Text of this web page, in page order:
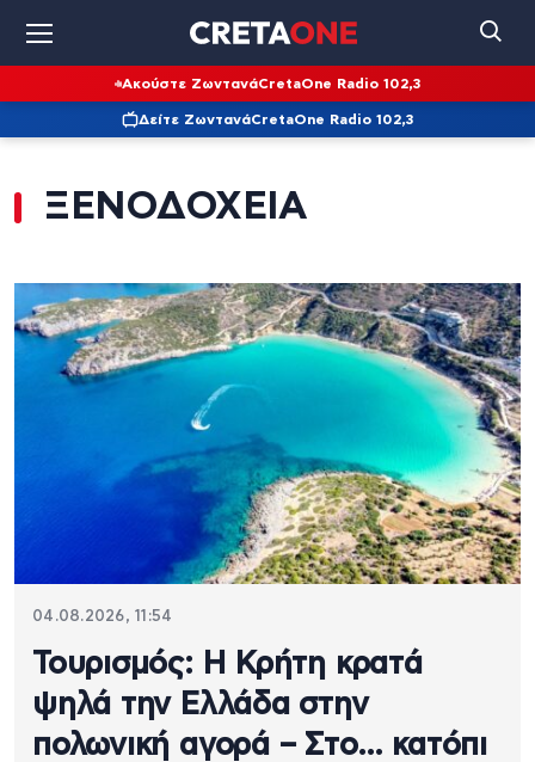
Ακούστε ΖωντανάCretaOne Radio 102,3
Δείτε ΖωντανάCretaOne Radio 102,3
ΞΕΝΟΔΟΧΕΙΑ
04.08.2026, 11:54
Τουρισμός: Η Κρήτη κρατά
ψηλά την Ελλάδα στην
πολωνική αγορά – Στο… κατόπι